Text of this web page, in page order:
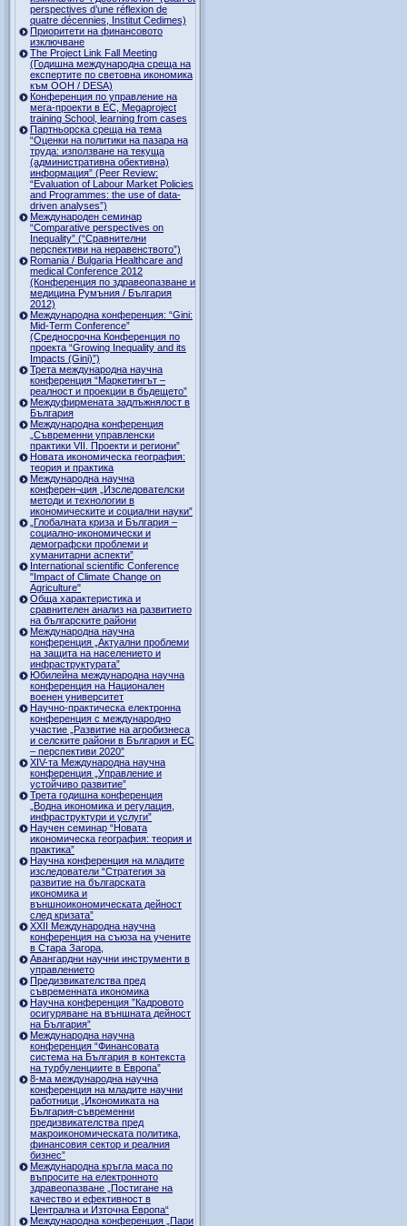
perspectives d’une réflexion de
quatre décennies, Institut Cedimes)
Приоритети на финансовото
изключване
The Project Link Fall Meeting
(Годишна международна среща на
експертите по световна икономика
към ООН / DESA)
Конференция по управление на
мега-проекти в ЕС, Megaproject
training School, learning from cases
Партньорска среща на тема
“Оценки на политики на пазара на
труда: използване на текуща
(административна обективна)
информация” (Peer Review:
“Evaluation of Labour Market Policies
and Programmes: the use of data-
driven analyses”)
Международен семинар
“Comparative perspectives on
Inequality” (“Сравнителни
перспективи на неравенството”)
Romania / Bulgaria Healthcare and
medical Conference 2012
(Конференция по здравеопазване и
медицина Румъния / България
2012)
Международна конференция: “Gini:
Mid-Term Conference”
(Средносрочна Конференция по
проекта “Growing Inequality and its
Impacts (Gini)”)
Трета международна научна
конференция “Маркетингът –
реалност и проекции в бъдещето”
Междуфирмената задлъжнялост в
България
Международна конференция
„Съвременни управленски
практики VII. Проекти и региони”
Новата икономическа география:
теория и практика
Международна научна
конферен¬ция „Изследователски
методи и технологии в
икономическите и социални науки”
„Глобалната криза и България –
социално-икономически и
демографски проблеми и
хуманитарни аспекти”
International scientific Conference
"Impact of Climate Change on
Agriculture"
Обща характеристика и
сравнителен анализ на развитието
на българските райони
Международна научна
конференция „Актуални проблеми
на защита на населението и
инфраструктурата”
Юбилейна международна научна
конференция на Национален
военен университет
Научно-практическа електронна
конференция с международно
участие „Развитие на агробизнеса
и селските райони в България и ЕС
– перспективи 2020”
XIV-та Международна научна
конференция „Управление и
устойчиво развитие”
Трета годишна конференция
„Водна икономика и регулация,
инфраструктури и услуги”
Научен семинар “Новата
икономическа география: теория и
практика”
Научна конференция на младите
изследователи “Стратегия за
развитие на българската
икономика и
външноикономическата дейност
след кризата”
ХХII Международна научна
конференция на съюза на учените
в Стара Загора,
Авангардни научни инструменти в
управлението
Предизвикателства пред
съвременната икономика
Научна конференция ”Кадровото
осигуряване на външната дейност
на България”
Международна научна
конференция “Финансовата
система на България в контекста
на турбуленциите в Европа”
8-ма международна научна
конференция на младите научни
работници „Икономиката на
България-съвременни
предизвикателства пред
макроикономическата политика,
финансовия сектор и реалния
бизнес”
Международна кръгла маса по
въпросите на електронното
здравеопазване „Постигане на
качество и ефективност в
Централна и Източна Европа“
Международна конференция „Пари